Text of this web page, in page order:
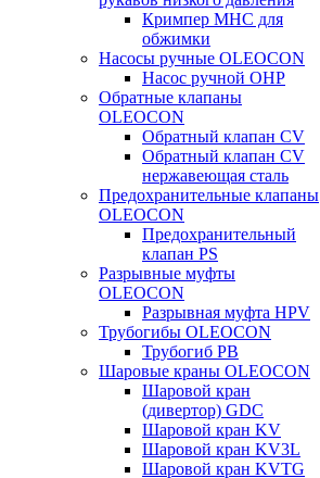
Кримпер MHC для
обжимки
Насосы ручные OLEOCON
Насос ручной OHP
Обратные клапаны
OLEOCON
Обратный клапан CV
Обратный клапан CV
нержавеющая сталь
Предохранительные клапаны
OLEOCON
Предохранительный
клапан PS
Разрывные муфты
OLEOCON
Разрывная муфта HPV
Трубогибы OLEOCON
Трубогиб PB
Шаровые краны OLEOCON
Шаровой кран
(дивертор) GDC
Шаровой кран KV
Шаровой кран KV3L
Шаровой кран KVTG